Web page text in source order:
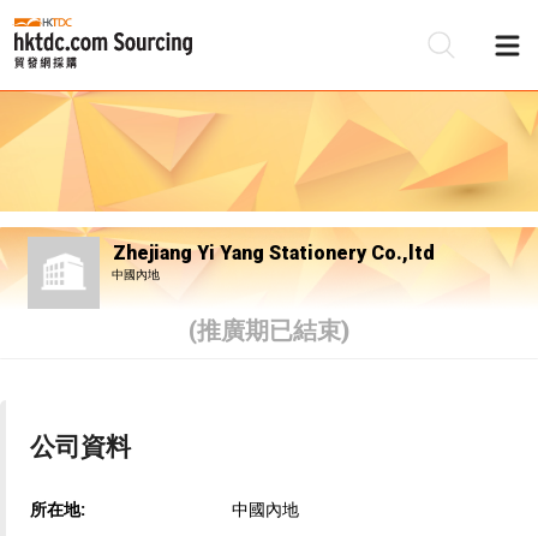
Zhejiang Yi Yang Stationery Co.,ltd
中國內地
(推廣期已結束)
公司資料
所在地: 中國內地